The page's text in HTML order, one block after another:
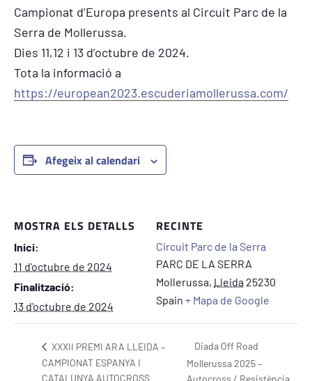
Campionat d’Europa presents al Circuit Parc de la
Serra de Mollerussa.
Dies 11,12 i 13 d’octubre de 2024.
Tota la informació a
https://european2023.escuderiamollerussa.com/
Afegeix al calendari
MOSTRA ELS DETALLS
Inici:
11 d'octubre de 2024
Finalització:
13 d'octubre de 2024
RECINTE
Circuit Parc de la Serra
PARC DE LA SERRA
Mollerussa, Lleida 25230
Spain + Mapa de Google
XXXII PREMI ARA LLEIDA –
CAMPIONAT ESPANYA I
CATALUNYA AUTOCROSS
Diada Off Road
Mollerussa 2025 –